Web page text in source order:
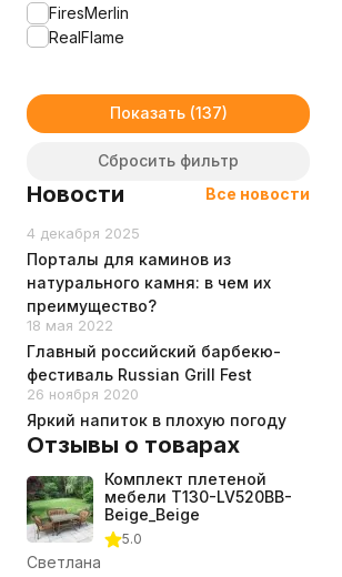
FiresMerlin
RealFlame
Показать
Сбросить фильтр
Новости Все новости
4 декабря 2025
Порталы для каминов из
натурального камня: в чем их
преимущество?
18 мая 2022
Главный российский барбекю-
фестиваль Russian Grill Fest
26 ноября 2020
Яркий напиток в плохую погоду
Отзывы о товарах
Комплект плетеной
мебели T130-LV520BB-
Beige_Beige
5.0
Светлана